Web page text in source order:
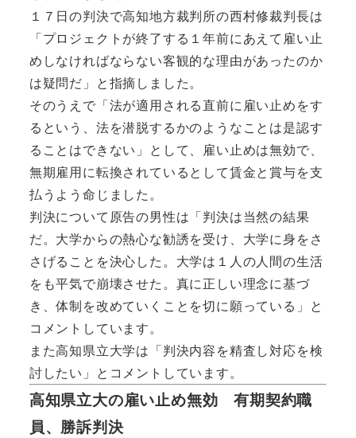
１７日の判決で高知地方裁判所の西村修裁判長は
「プロジェクトが終了する１年前にあえて雇い止
めしなければならない客観的な理由があったのか
は疑問だ」と指摘しました。
そのうえで「法が適用される直前に雇い止めをす
るという、法を潜脱するかのようなことは是認す
ることはできない」として、雇い止めは無効で、
無期雇用に転換されているとして賃金と賞与を支
払うよう命じました。
判決について原告の男性は「判決は当然の結果
だ。大学からの熱心な勧誘を受け、大学に身をさ
さげることを決心した。大学は１人の人間の生活
をも平気で崩壊させた。真に正しい理念に基づ
き、体制を改めていくことを切に願っている」と
コメントしています。
また高知県立大学は「判決内容を精査し対応を検
討したい」とコメントしています。
高知県立大の雇い止め無効 有期契約職
員、勝訴判決